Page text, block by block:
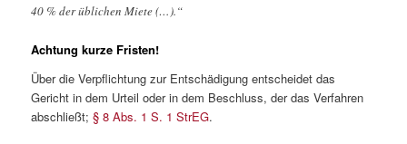
40 % der üblichen Miete (…).“
Achtung kurze Fristen!
Über die Verpflichtung zur Entschädigung entscheidet das
Gericht in dem Urteil oder in dem Beschluss, der das Verfahren
abschließt;§ 8 Abs. 1 S. 1 StrEG.